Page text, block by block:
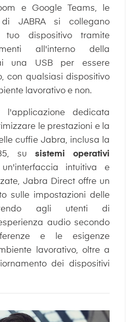
e Google Teams, le
JABRA si collegano
tuo dispositivo tramite
all'interno della
una USB per essere
con qualsiasi dispositivo
lavorativo e non.
dedicata
le prestazioni e la
cuffie Jabra, inclusa la
su sistemi operativi
intuitiva e
Jabra Direct offre un
sulle impostazioni delle
agli utenti di
audio secondo
e le esigenze
lavorativo, oltre a
dei dispositivi